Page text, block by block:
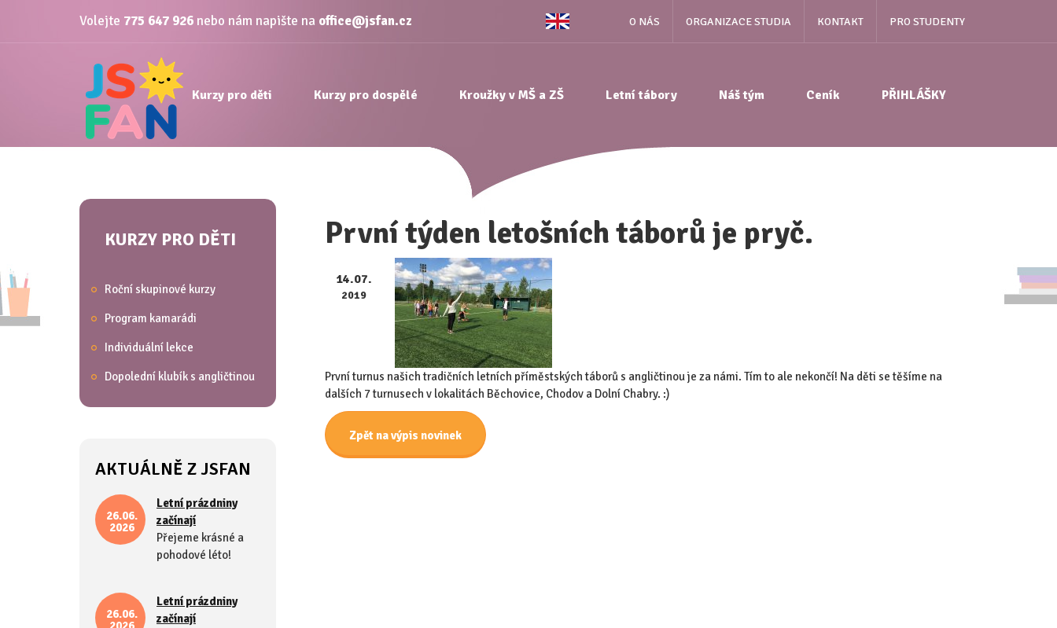
Volejte 775 647 926 nebo nám napište na office@jsfan.cz O NÁS ORGANIZACE STUDIA KONTAKT PRO STUDENTY
Kurzy pro děti Kurzy pro dospělé Kroužky v MŠ a ZŠ Letní tábory Náš tým Ceník PŘIHLÁŠKY
První týden letošních táborů je pryč.
14.07.
2019
První turnus našich tradičních letních příměstských táborů s angličtinou je za námi. Tím to ale nekončí! Na děti se těšíme na
dalších 7 turnusech v lokalitách Běchovice, Chodov a Dolní Chabry. :)
Zpět na výpis novinek
KURZY PRO DĚTI
Roční skupinové kurzy
Program kamarádi
Individuální lekce
Dopolední klubík s angličtinou
AKTUÁLNĚ Z JSFAN
26.06.
2026
Letní prázdniny
začínají
Přejeme krásné a
pohodové léto!
26.06.
Letní prázdniny
začínají